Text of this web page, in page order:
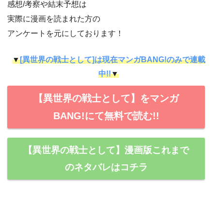
感想/考察や結末予想は
実際に漫画を読まれた方の
アンケートを元にしております！
▼[異世界の戦士として]は現在マンガBANG!のみで連載
中!!▼
【異世界の戦士として】をマンガ
BANG!にて無料で読む!!
【異世界の戦士として】漫画版これまで
のネタバレはコチラ